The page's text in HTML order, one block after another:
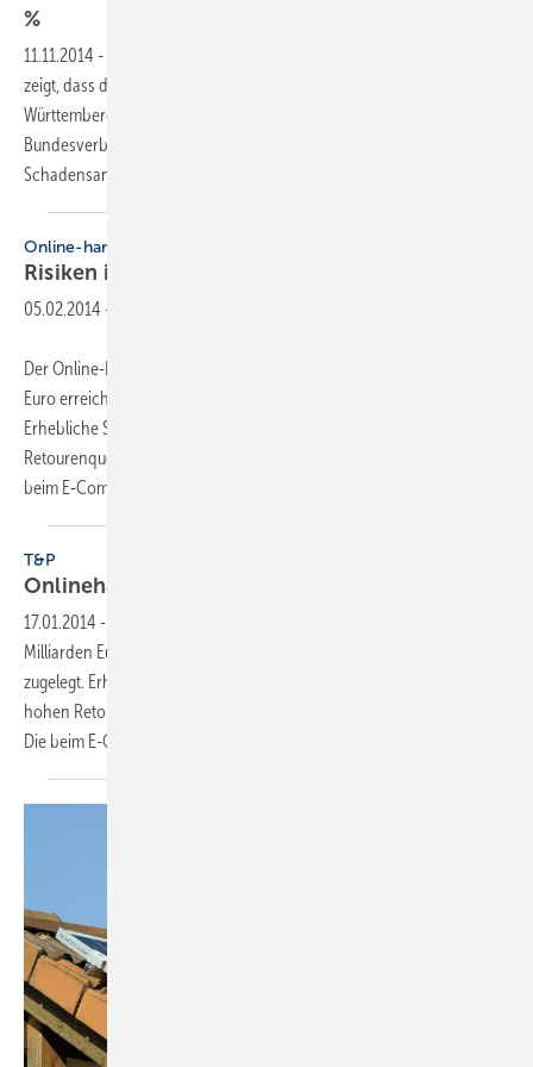
%
11.11.2014 -
zeigt, dass das Risiko, durch eine Geothermiebohrung in Baden-
Württemberg einen Schaden zu verursachen, äußerst gering ist. Der
Bundesverband Wärmepumpe begrüßt die systematische
Schadensanalyse als wichtige Voraussetzung für
Online-handel
Risiken im
05.02.2014 -
Der Online-Handel hat 2013 ein Rekord-Volumen von 7,8 Milliarden
Euro erreicht und damit gegenüber 2012 um 41,8 % zugelegt.
Erhebliche Sorgen bereiten den Händlern allerdings die hohen
Retourenquoten, die branchenabhängig bei bis zu 59 % liegen. Die
beim E-Commerce besonders stark
T&P
Onlinehandel: Risiken im
17.01.2014 -
Milliarden Euro erreicht und damit gegenüber 2012 um 41,8 %
zugelegt. Erhebliche Sorgen bereiten den Händlern allerdings die
hohen Retourenquoten, die branchenabhängig bei bis zu 59 % liegen.
Die beim E-Commerce besonders stark